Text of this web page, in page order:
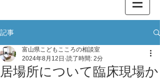
記事
居場所について臨床現場か
富山県こどもこころの相談室
2024年8月12日 読了時間: 2分